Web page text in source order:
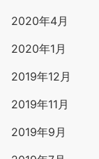
2020年4月
2020年1月
2019年12月
2019年11月
2019年9月